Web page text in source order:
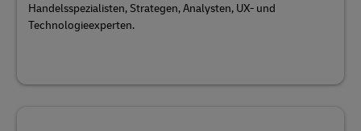
Handelsspezialisten, Strategen, Analysten, UX- und
Technologieexperten.